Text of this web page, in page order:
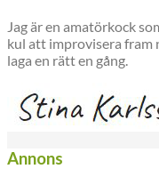
Jag är en amatörkock
kul att improvisera fram
laga en rätt en gång.
Annons